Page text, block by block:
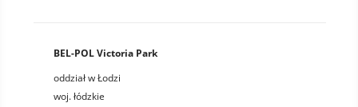
BEL-POL Victoria Park
oddział w Łodzi
woj. łódzkie